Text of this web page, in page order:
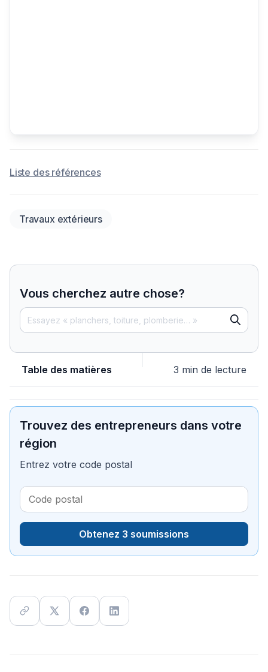
Liste des références
Travaux extérieurs
Vous cherchez autre chose?
Table des matières 3 min de lecture
Trouvez des entrepreneurs dans votre
région
Entrez votre code postal
Obtenez 3 soumissions